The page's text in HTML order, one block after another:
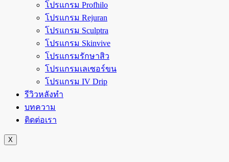
โปรแกรม Profhilo
โปรแกรม Rejuran
โปรแกรม Sculptra
โปรแกรม Skinvive
โปรแกรมรักษาสิว
โปรแกรมเลเซอร์ขน
โปรแกรม IV Drip
รีวิวหลังทำ
บทความ
ติดต่อเรา
X